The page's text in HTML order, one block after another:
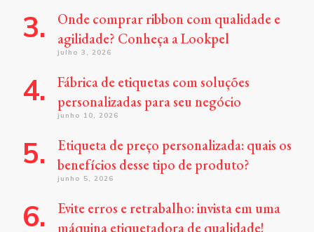
Onde comprar ribbon com qualidade e
agilidade? Conheça a Lookpel
julho 3, 2026
Fábrica de etiquetas com soluções
personalizadas para seu negócio
junho 10, 2026
Etiqueta de preço personalizada: quais os
benefícios desse tipo de produto?
junho 5, 2026
Evite erros e retrabalho: invista em uma
máquina etiquetadora de qualidade!